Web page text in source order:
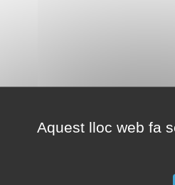
Aquest lloc web fa